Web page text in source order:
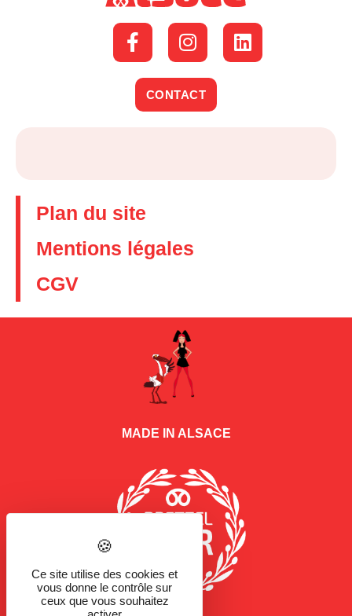
CONTACT
Plan du site
Mentions légales
CGV
MADE IN ALSACE
Ce site utilise des cookies et
vous donne le contrôle sur
ceux que vous souhaitez